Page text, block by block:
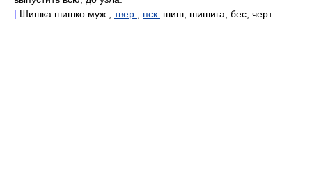
| Шишка шишко муж., твер. пск. шиш, шишига, бес, черт.